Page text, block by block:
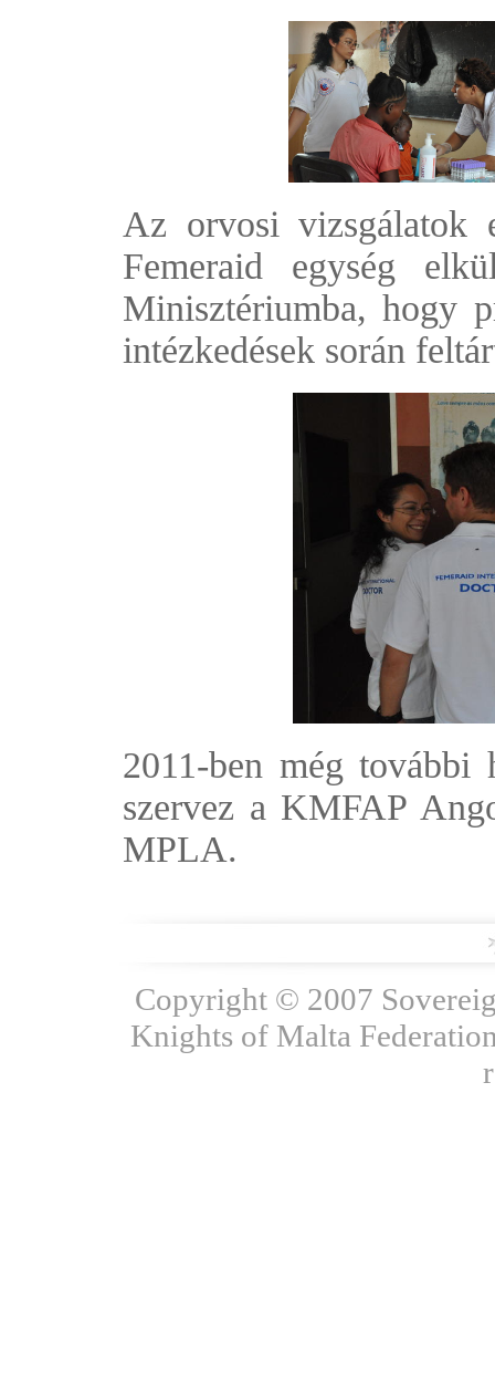
Az orvosi vizsgálatok
Femeraid egység
Minisztériumba, hogy
intézkedések során
2011-ben még további
szervez a KMFAP
MPLA.
Copyright © 2007
Knights of Malta